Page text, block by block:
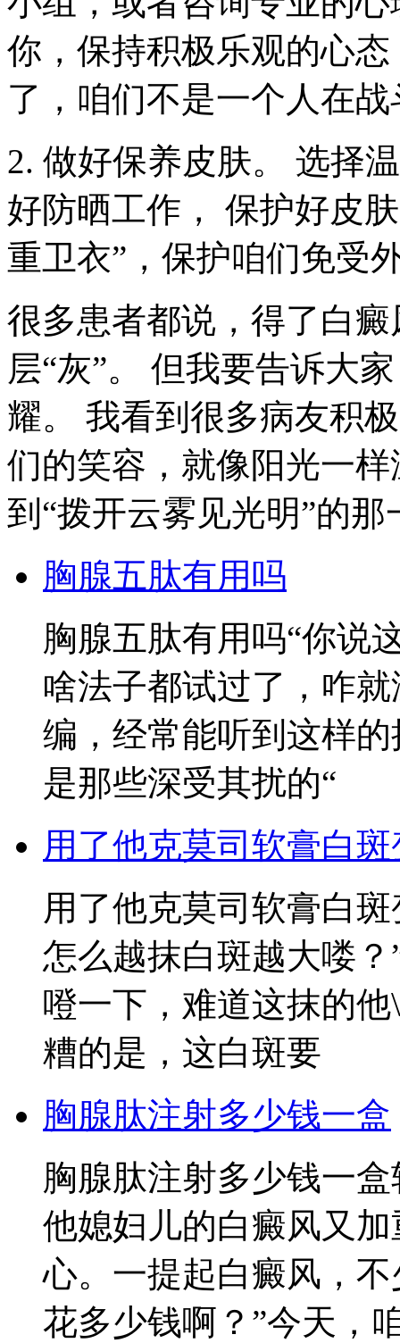
你，保持积极乐观的心
了，咱们不是一个人在战
2. 做好保养皮肤。 选择
好防晒工作， 保护好皮
重卫衣”，保护咱们免受
很多患者都说，得了白
层“灰”。 但我要告诉大
耀。 我看到很多病友积
们的笑容，就像阳光一
到“拨开云雾见光明”的那
胸腺五肽有用吗
胸腺五肽有用吗“你说
啥法子都试过了，咋
编，经常能听到这样
是那些深受其扰的“
用了他克莫司软膏白
用了他克莫司软膏白
怎么越抹白斑越大喽
噔一下，难道这抹的
糟的是，这白斑要
胸腺肽注射多少钱一盒
胸腺肽注射多少钱一
他媳妇儿的白癜风又
心。一提起白癜风，
花多少钱啊？”今天，